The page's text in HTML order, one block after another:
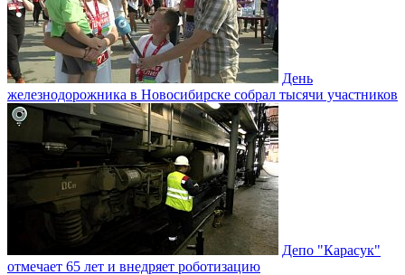
День
железнодорожника в Новосибирске собрал тысячи участников
Депо "Карасук"
отмечает 65 лет и внедряет роботизацию